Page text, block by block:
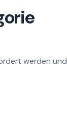
werden und